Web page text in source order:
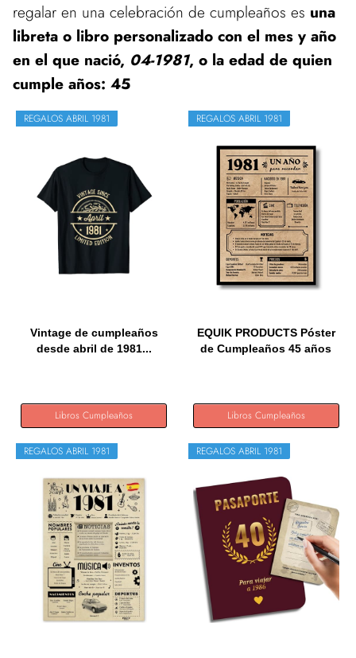
regalar en una celebración de cumpleaños es una
libreta o libro personalizado con el mes y año
en el que nació, 04-1981, o la edad de quien
cumple años: 45
REGALOS ABRIL 1981
Vintage de cumpleaños
desde abril de 1981...
Libros Cumpleaños
REGALOS ABRIL 1981
EQUIK PRODUCTS Póster
de Cumpleaños 45 años
Libros Cumpleaños
REGALOS ABRIL 1981 REGALOS ABRIL 1981